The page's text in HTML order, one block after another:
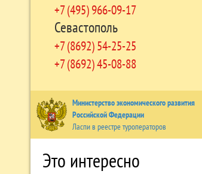
+7 (495) 966-09-17
Севастополь
+7 (8692) 54-25-25
+7 (8692) 45-08-88
Министерство экономического развития
Российской Федерации
Ласпи в реестре туроператоров
Это интересно